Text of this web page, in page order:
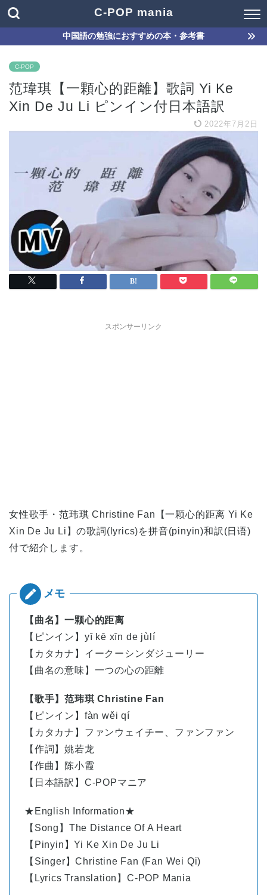
C-POP mania
中国語の勉強におすすめの本・参考書
C-POP
范瑋琪【一顆心的距離】歌詞 Yi Ke
Xin De Ju Li ピンイン付日本語訳
2022年7月2日
スポンサーリンク
女性歌手・范玮琪 Christine Fan【一颗心的距离 Yi Ke
Xin De Ju Li】の歌詞(lyrics)を拼音(pinyin)和訳(日语)
付で紹介します。
【曲名】一颗心的距离
【ピンイン】yī kē xīn de jùlí
【カタカナ】イークーシンダジューリー
【曲名の意味】一つの心の距離
【歌手】范玮琪 Christine Fan
【ピンイン】fàn wěi qí
【カタカナ】ファンウェイチー、ファンファン
【作詞】姚若龙
【作曲】陈小霞
【日本語訳】C-POPマニア
★English Information★
【Song】The Distance Of A Heart
【Pinyin】Yi Ke Xin De Ju Li
【Singer】Christine Fan (Fan Wei Qi)
【Lyrics Translation】C-POP Mania